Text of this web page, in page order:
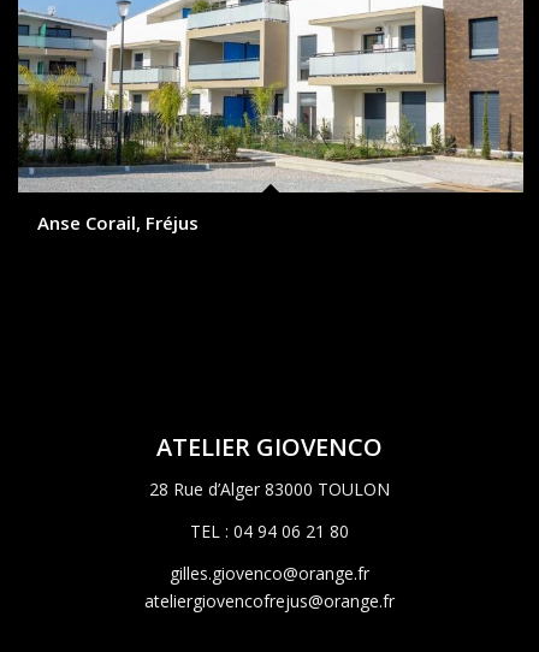
Anse Corail, Fréjus
ATELIER GIOVENCO
28 Rue d’Alger 83000 TOULON
TEL : 04 94 06 21 80
gilles.giovenco@orange.fr
ateliergiovencofrejus@orange.fr